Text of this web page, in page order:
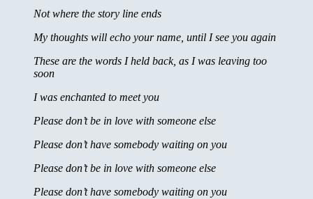
Not where the story line ends
My thoughts will echo your name, until I see you again
These are the words I held back, as I was leaving too
soon
I was enchanted to meet you
Please don’t be in love with someone else
Please don’t have somebody waiting on you
Please don’t be in love with someone else
Please don’t have somebody waiting on you